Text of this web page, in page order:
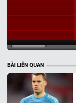
BÀI LIÊN QUAN